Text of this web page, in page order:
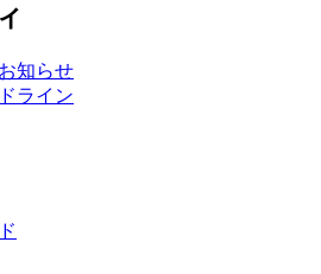
知らせ
ライン